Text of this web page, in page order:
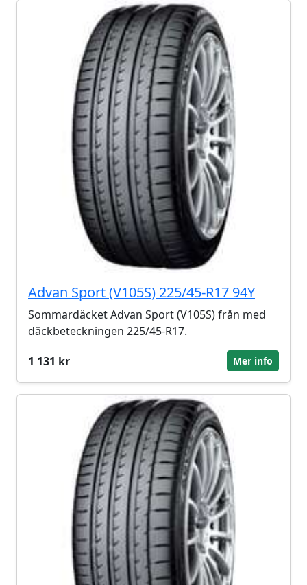
Advan Sport (V105S) 225/45-R17 94Y
Sommardäcket Advan Sport (V105S) från med
däckbeteckningen 225/45-R17.
1 131 kr
Mer info